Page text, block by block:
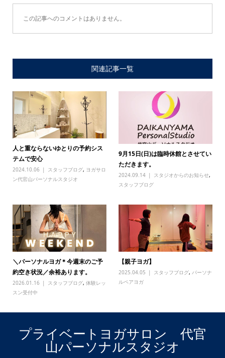
この記事へのコメントはありません。
関連記事一覧
人と重ならないゆとりの予約シス
テムで安心
2024.10.06 スタッフブログ, ヨガサロ
ン代官山パーソナルスタジオ
9月15日(日)は臨時休館とさせてい
ただきます。
2024.09.14 スタジオからのお知らせ,
スタッフブログ
＼パーソナルヨガ＊今週末のご予
約空き状況／余裕あります。
2026.01.16 スタッフブログ, 体験レッ
スン受付中
【親子ヨガ】
2025.04.05 スタッフブログ, パーソナ
ルペアヨガ
プライベートヨガサロン 代官
山パーソナルスタジオ